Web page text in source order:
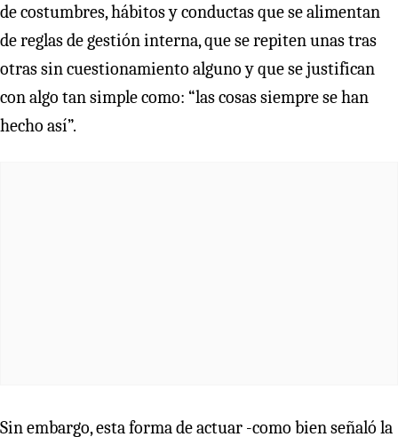
de costumbres, hábitos y conductas que se alimentan
de reglas de gestión interna, que se repiten unas tras
otras sin cuestionamiento alguno y que se justifican
con algo tan simple como: “las cosas siempre se han
hecho así”.
Sin embargo, esta forma de actuar -como bien señaló la